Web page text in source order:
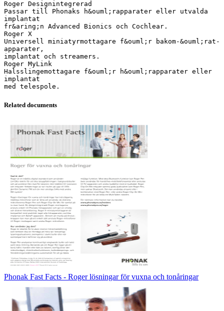
Roger Designintegrerad
Passar till Phonaks h&ouml;rapparater eller utvalda
implantat
fr&aring;n Advanced Bionics och Cochlear.
Roger X
Universell miniatyrmottagare f&ouml;r bakom-&ouml;rat-
apparater,
implantat och streamers.
Roger MyLink
Halsslingemottagare f&ouml;r h&ouml;rapparater eller
implantat
Related documents
Phonak Fast Facts - Roger lösningar för vuxna och tonåringar